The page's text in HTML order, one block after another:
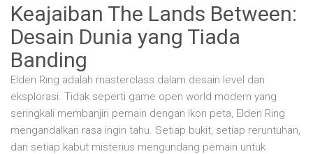
Keajaiban The Lands Between:
Desain Dunia yang Tiada
Banding
Elden Ring adalah masterclass dalam desain level dan
eksplorasi. Tidak seperti game open world modern yang
seringkali membanjiri pemain dengan ikon peta, Elden Ring
mengandalkan rasa ingin tahu. Setiap bukit, setiap reruntuhan,
dan setiap kabut misterius mengundang pemain untuk